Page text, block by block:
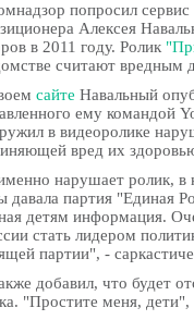
попросил
Алексея
в 2011 году. Ролик
считают вредным
сайте Навальный
ему командой
в видеоролике
вред их
нарушает ролик, в
давала партия "Единая
детям информация.
стать лидером
партии", -
добавил, что будет
"Простите меня,